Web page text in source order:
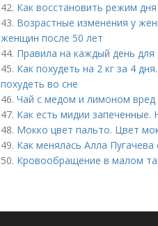
42. Как восстановить режим дня
43. Возрастные изменения у
женщин после 50 лет
44. Правила на каждый день
45. Как похудеть на 2 кг за 4
похудеть во сне
46. Чай с медом и лимоном
47. Как есть мидии запеченные.
48. Мокко цвет пальто. Цвет
49. Как менялась Алла
50. Кровообращение в малом